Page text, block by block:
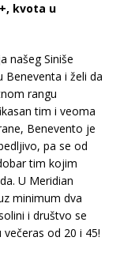
kvota u
našeg Siniše
Beneventa i želi da
rangu
tim i veoma
Benevento je
pa se od
tim kojim
U Meridian
minimum dva
i društvo se
od 20 i 45!